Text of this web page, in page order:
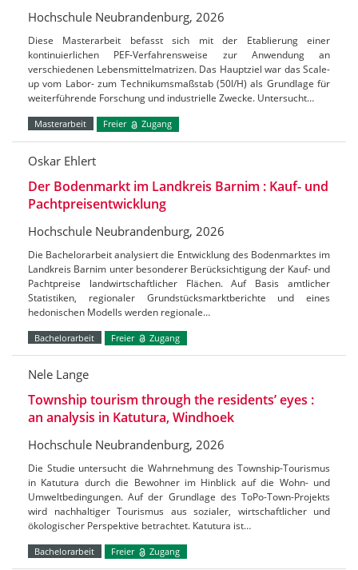
Hochschule Neubrandenburg, 2026
Diese Masterarbeit befasst sich mit der Etablierung einer
kontinuierlichen PEF-Verfahrensweise zur Anwendung an
verschiedenen Lebensmittelmatrizen. Das Hauptziel war das Scale-
up vom Labor- zum Technikumsmaßstab (50l/H) als Grundlage für
weiterführende Forschung und industrielle Zwecke. Untersucht…
Masterarbeit Freier Zugang
Oskar Ehlert
Der Bodenmarkt im Landkreis Barnim : Kauf- und
Pachtpreisentwicklung
Hochschule Neubrandenburg, 2026
Die Bachelorarbeit analysiert die Entwicklung des Bodenmarktes im
Landkreis Barnim unter besonderer Berücksichtigung der Kauf- und
Pachtpreise landwirtschaftlicher Flächen. Auf Basis amtlicher
Statistiken, regionaler Grundstücksmarktberichte und eines
hedonischen Modells werden regionale…
Bachelorarbeit Freier Zugang
Nele Lange
Township tourism through the residents’ eyes :
an analysis in Katutura, Windhoek
Hochschule Neubrandenburg, 2026
Die Studie untersucht die Wahrnehmung des Township-Tourismus
in Katutura durch die Bewohner im Hinblick auf die Wohn- und
Umweltbedingungen. Auf der Grundlage des ToPo-Town-Projekts
wird nachhaltiger Tourismus aus sozialer, wirtschaftlicher und
ökologischer Perspektive betrachtet. Katutura ist…
Bachelorarbeit Freier Zugang